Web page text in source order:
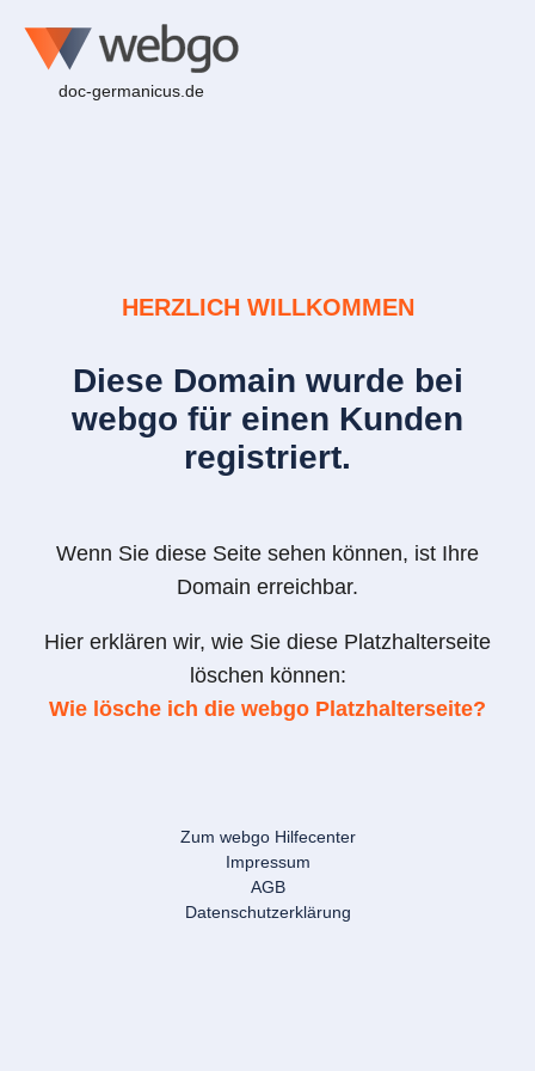
doc-germanicus.de
HERZLICH WILLKOMMEN
Diese Domain wurde bei
webgo für einen Kunden
registriert.
Wenn Sie diese Seite sehen können, ist Ihre
Domain erreichbar.
Hier erklären wir, wie Sie diese Platzhalterseite
löschen können:
Wie lösche ich die webgo Platzhalterseite?
Zum webgo Hilfecenter
Impressum
AGB
Datenschutzerklärung